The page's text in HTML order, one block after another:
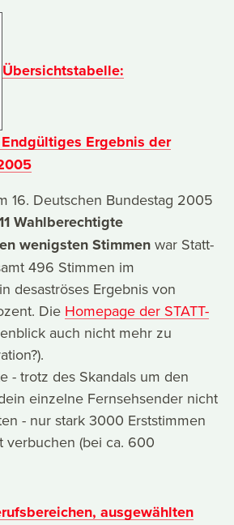
Übersichtstabelle:
Ergebnis der
16. Deutschen Bundestag 2005
Wahlberechtigte
wenigsten Stimmen war Statt-
496 Stimmen im
desaströses Ergebnis von
Die Homepage der STATT-
auch nicht mehr zu
- trotz des Skandals um den
einzelne Fernsehsender nicht
- nur stark 3000 Erststimmen
verbuchen (bei ca. 600
ausgewählten